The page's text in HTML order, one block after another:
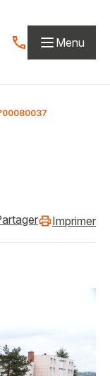
Contactez-nous
Menu
Imprimer